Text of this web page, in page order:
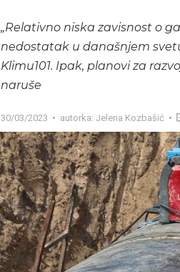
„Relativno niska zavisnost o
nedostatak u današnjem
Klimu101. Ipak, planovi za
naruše
30/03/2023 autorka: Jelena Kozbašić